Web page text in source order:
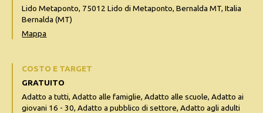
Lido Metaponto, 75012 Lido di Metaponto, Bernalda MT, Italia
Bernalda (MT)
Mappa
COSTO E TARGET
GRATUITO
Adatto a tutti, Adatto alle famiglie, Adatto alle scuole, Adatto ai
giovani 16 - 30, Adatto a pubblico di settore, Adatto agli adulti